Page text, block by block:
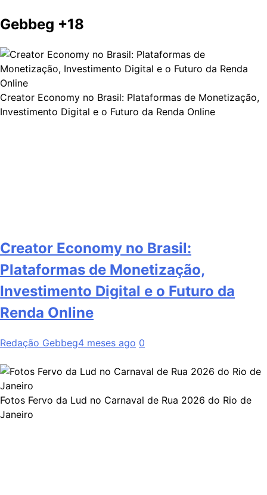
Gebbeg +18
Creator Economy no Brasil: Plataformas de Monetização,
Investimento Digital e o Futuro da Renda Online
Creator Economy no Brasil:
Plataformas de Monetização,
Investimento Digital e o Futuro da
Renda Online
Redação Gebbeg4 meses ago 0
Fotos Fervo da Lud no Carnaval de Rua 2026 do Rio de
Janeiro